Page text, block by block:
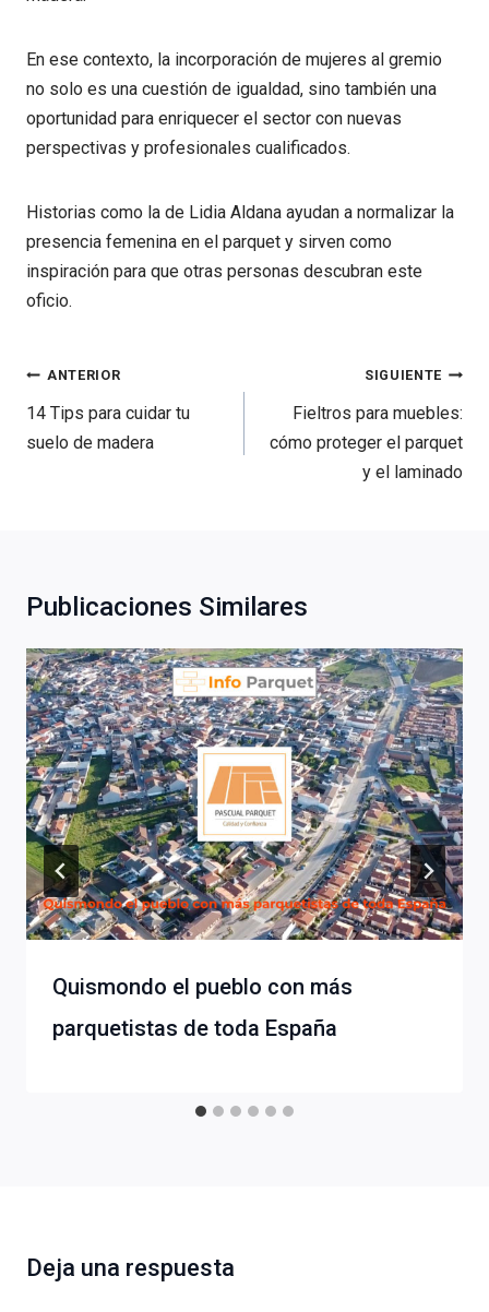
En ese contexto, la incorporación de mujeres al gremio
no solo es una cuestión de igualdad, sino también una
oportunidad para enriquecer el sector con nuevas
perspectivas y profesionales cualificados.
Historias como la de Lidia Aldana ayudan a normalizar la
presencia femenina en el parquet y sirven como
inspiración para que otras personas descubran este
oficio.
Navegación
de
entradas
ANTERIOR
14 Tips para cuidar tu
suelo de madera
SIGUIENTE
Fieltros para muebles:
cómo proteger el parquet
y el laminado
Publicaciones Similares
Quismondo el pueblo con más
parquetistas de toda España
Deja una respuesta